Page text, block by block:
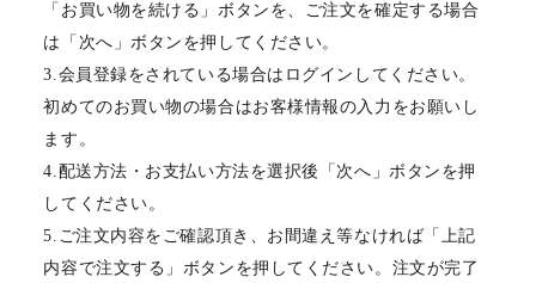
「お買い物を続ける」ボタンを、ご注文を確定する場合
は「次へ」ボタンを押してください。
3.会員登録をされている場合はログインしてください。
初めてのお買い物の場合はお客様情報の入力をお願いし
ます。
4.配送方法・お支払い方法を選択後「次へ」ボタンを押
してください。
5.ご注文内容をご確認頂き、お間違え等なければ「上記
内容で注文する」ボタンを押してください。注文が完了